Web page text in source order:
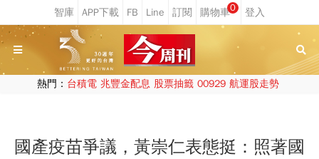
0
熱門： 台積電 兆豐金配息 股票抽籤 00929 航運股走勢
國產疫苗爭議，黃崇仁表態挺：照著國